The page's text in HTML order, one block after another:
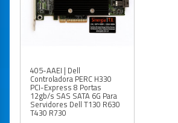
405-AAEI | Dell
Controladora PERC H330
PCI-Express 8 Portas
12gb/s SAS SATA 6G Para
Servidores Dell T130 R630
T430 R730